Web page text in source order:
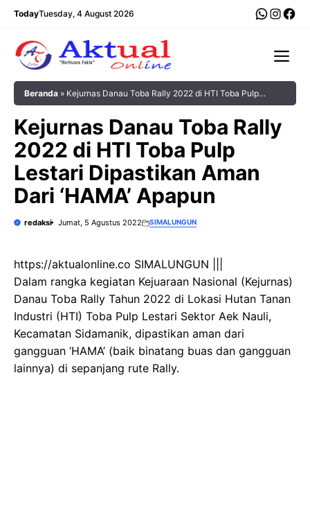
Langsung
TodayTuesday, 4 August 2026
Beranda » Kejurnas Danau Toba Rally 2022 di HTI Toba Pulp
Kejurnas Danau Toba Rally
2022 di HTI Toba Pulp
Lestari Dipastikan Aman
Dari ‘HAMA’ Apapun
redaksi Jumat, 5 Agustus 2022 SIMALUNGUN
https://aktualonline.co SIMALUNGUN |||
Dalam rangka kegiatan Kejuaraan Nasional (Kejurnas)
Danau Toba Rally Tahun 2022 di Lokasi Hutan Tanan
Industri (HTI) Toba Pulp Lestari Sektor Aek Nauli,
Kecamatan Sidamanik, dipastikan aman dari
gangguan ‘HAMA’ (baik binatang buas dan gangguan
lainnya) di sepanjang rute Rally.